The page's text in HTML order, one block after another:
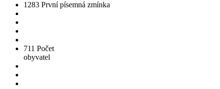
1283 První písemná zmínka
711 Počet
obyvatel